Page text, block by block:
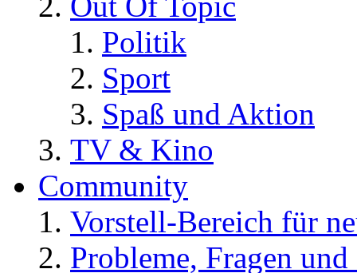
Politik
Sport
Spaß und Aktion
TV & Kino
Community
Vorstell-Bereich für
Probleme, Fragen